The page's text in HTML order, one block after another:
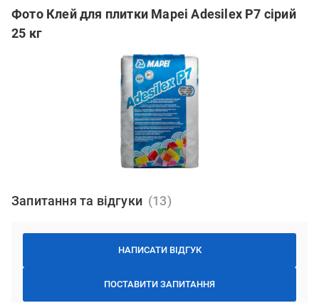
Фото Клей для плитки Mapei Adesilex P7 сірий
25 кг
Запитання та відгуки
НАПИСАТИ ВІДГУК
ПОСТАВИТИ ЗАПИТАННЯ